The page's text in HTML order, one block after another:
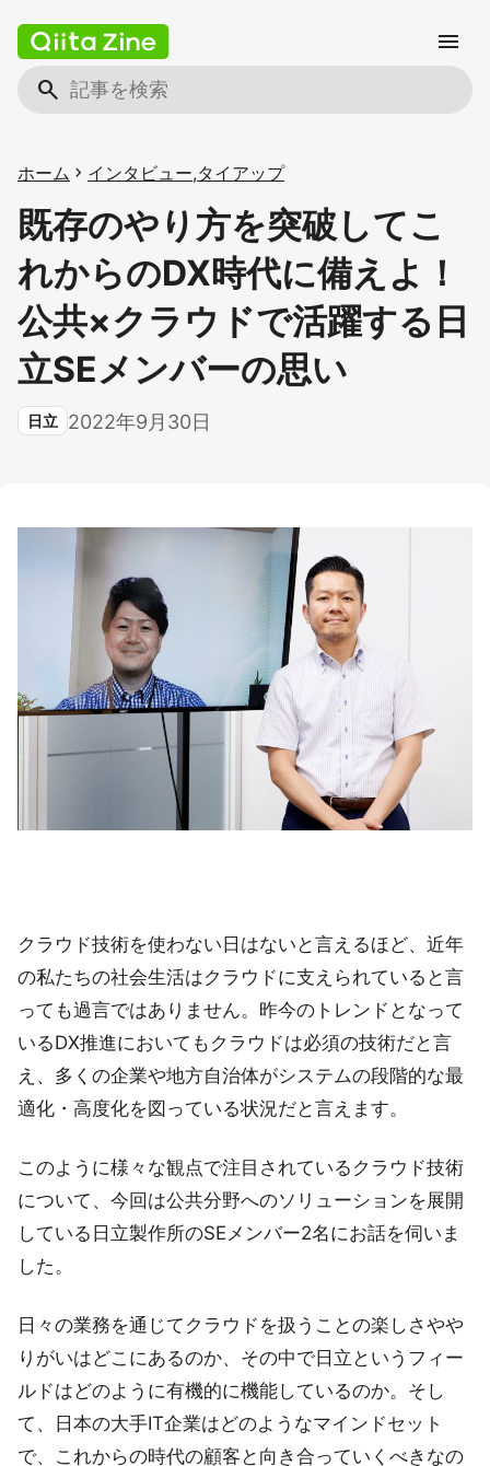
search
menu
ホーム chevron_right インタビュー,タイアップ
​既存のやり方を突破してこ
れからのDX時代に備えよ！
公共×クラウドで活躍する日
立SEメンバーの思い
日立 2022年9月30日
クラウド技術を使わない日はないと言えるほど、近年
の私たちの社会生活はクラウドに支えられていると言
っても過言ではありません。昨今のトレンドとなって
いるDX推進においてもクラウドは必須の技術だと言
え、多くの企業や地方自治体がシステムの段階的な最
適化・高度化を図っている状況だと言えます。
このように様々な観点で注目されているクラウド技術
について、今回は公共分野へのソリューションを展開
している日立製作所のSEメンバー2名にお話を伺いま
した。
日々の業務を通じてクラウドを扱うことの楽しさやや
りがいはどこにあるのか、その中で日立というフィー
ルドはどのように有機的に機能しているのか。そし
て、日本の大手IT企業はどのようなマインドセット
で、これからの時代の顧客と向き合っていくべきなの